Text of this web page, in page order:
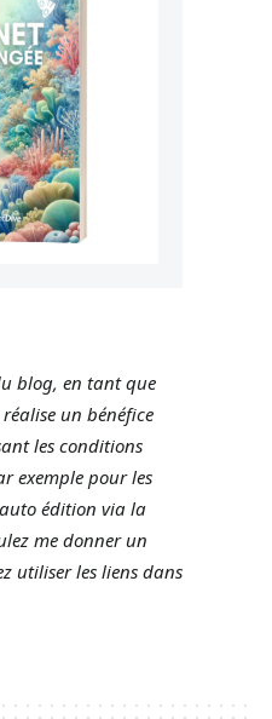
blog, en tant que
un bénéfice
les conditions
exemple pour les
édition via la
me donner un
utiliser les liens dans